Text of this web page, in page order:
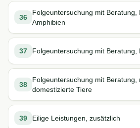
36
Folgeuntersuchung mit Beratung,
Amphibien
37 Folgeuntersuchung mit Beratung,
38
Folgeuntersuchung mit Beratung,
domestizierte Tiere
39 Eilige Leistungen, zusätzlich